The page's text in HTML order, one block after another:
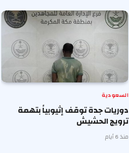
السعودية
دوريات جدة توقف إثيوبياً بتهمة
ترويج الحشيش
منذ 6 أيام